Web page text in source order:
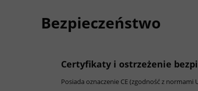
Bezpieczeństwo
Certyfikaty i ostrzeżenie
Posiada oznaczenie CE (zgodność z normami